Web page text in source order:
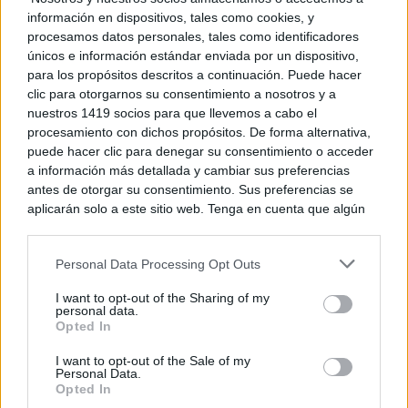
información en dispositivos, tales como cookies, y
procesamos datos personales, tales como identificadores
únicos e información estándar enviada por un dispositivo,
para los propósitos descritos a continuación. Puede hacer
clic para otorgarnos su consentimiento a nosotros y a
nuestros 1419 socios para que llevemos a cabo el
procesamiento con dichos propósitos. De forma alternativa,
puede hacer clic para denegar su consentimiento o acceder
a información más detallada y cambiar sus preferencias
antes de otorgar su consentimiento. Sus preferencias se
aplicarán solo a este sitio web. Tenga en cuenta que algún
rechazar tal procesamiento. Puede cambiar sus preferencias
a este sitio y haciendo clic en el botón "Privacidad" en la
parte inferior de la página web.
Please note that this website/app uses one or more Google
services and may gather and store information including but
not limited to your visit or usage behaviour. You may click to
Personal Data Processing Opt Outs
I want to opt-out of the Sharing of my
personal data.
Opted In
I want to opt-out of the Sale of my
Personal Data.
Opted In
estratégicos de la compañía para su expansión fuera
de China. Y es que tras la fábrica de Montalbo,
donde esperan alcanzar las 30.000 toneladas de
plástico reciclado, la compañía plantea continuar su
expansión en Europa.
TE RECOMENDAMOS